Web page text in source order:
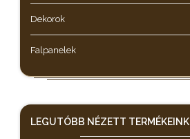
Dekorok
Falpanelek
LEGUTÓBB NÉZETT TERMÉKEINK